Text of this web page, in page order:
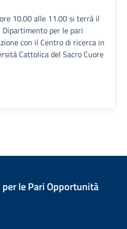
10.00 alle 11.00 si terrà il
per le pari
con il Centro di ricerca in
Cattolica del Sacro Cuore
le Pari Opportunità